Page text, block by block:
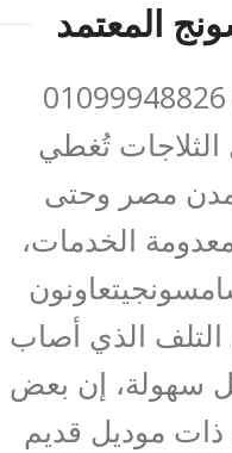
المعتمد
تُغطي
مصر وحتى
معدومة الخدمات،
التلف الذي أصاب
سهولة، إن بعض
ذات موديل قديم